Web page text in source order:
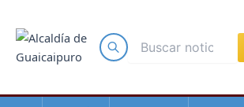
contenido
de
entradas